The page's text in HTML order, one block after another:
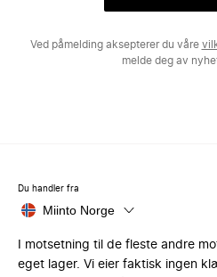
Ved påmelding aksepterer du våre
melde deg av
Du handler fra
Miinto Norge
I motsetning til de fleste andre
eget lager. Vi eier faktisk ingen